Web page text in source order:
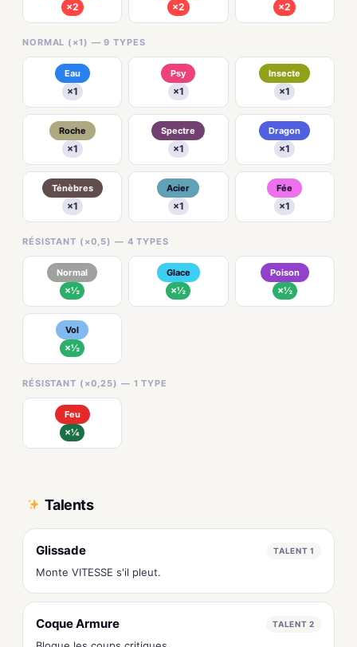
×2 ×2 ×2
NORMAL (×1) — 9 TYPES
Eau
×1
Psy
×1
Insecte
×1
Roche
×1
Spectre
×1
Dragon
×1
Ténèbres
×1
Acier
×1
Fée
×1
RÉSISTANT (×0,5) — 4 TYPES
Normal
×½
Glace
×½
Poison
×½
Vol
×½
RÉSISTANT (×0,25) — 1 TYPE
Feu
×¼
Talents
Glissade TALENT 1
Monte VITESSE s'il pleut.
Coque Armure TALENT 2